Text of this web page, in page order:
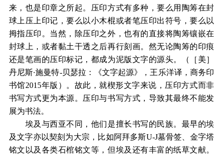
来，也是印章之所起。压印方式有多种，要么用陶筹在封
球上压上印记，要么以小木棍或者笔压印出符号，要么以
拇指压印。当然，除压印之外，也有的直接将陶筹镶嵌在
封球上，或者黏土干透之后再行刻画。然无论陶筹的印痕
还是笔画的压印标记，都成为泥版文字的源头。（［美］
丹尼斯·施曼特-贝瑟拉：《文字起源》，王乐洋译，商务印
书馆2015年版）。故此，就楔形文字来说，压印方式而非
书写方式更为本源。压印与书写方式，导致其最终不能发
展为书法。
埃及与西亚不同，他们是擅长书写的民族。最早的埃
及文字亦以契刻为大宗，比如阿拜多斯U-J墓骨签、金字塔
铭文以及各类石棺铭文等，但埃及还有丰富的纸草文献。